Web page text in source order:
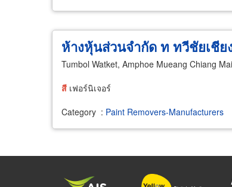
ห้างหุ้นส่วนจำกัด ท ทวีชัยเชีย
Tumbol Watket, Amphoe Mueang Chiang
สี เฟอร์นิเจอร์
Category : Paint Removers-Manufacturers